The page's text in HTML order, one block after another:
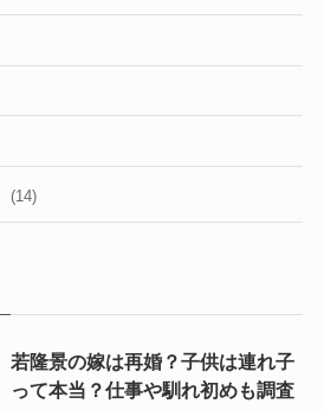
(14)
若隆景の嫁は再婚？子供は連れ子
って本当？仕事や馴れ初めも調査